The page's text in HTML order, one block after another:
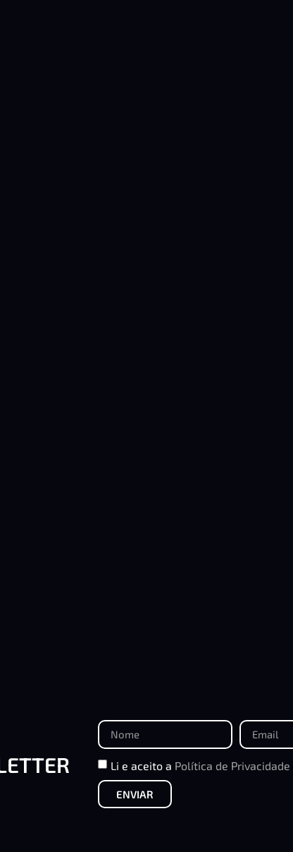
Li e aceito a Política de Privacidade
ENVIAR